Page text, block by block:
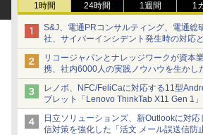
1時間 24時間 1週間 1
S&J、電通PRコンサルティング、電通総
社、サイバーインシデント発生時の対応
管理広報を一体的に訓練するプログラム
リコージャパンとナレッジワークが資本
携、社内6000人の実践ノウハウを生かし
商談記録 for RICOH」を展開へ
レノボ、NFC/FeliCaに対応する11型
ブレット「Lenovo ThinkTab X11 Gen 1
売
日立ソリューションズ、新Outlookに対応
信対策を強化した「活文 メール誤送信防